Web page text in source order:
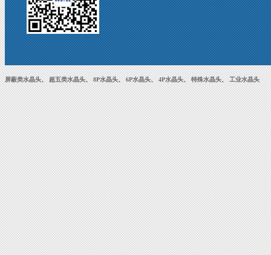
屏蔽类水晶头、超五类水晶头、8P水晶头、6P水晶头、4P水晶头、特殊水晶头、工业水晶头